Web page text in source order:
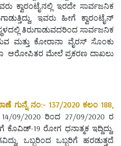
ಕ್ವಾರಂಟೈನಲ್ಲಿ ಇರದೇ ಸಾರ್ವಜನಿಕ
ಇವರು ಹೀಗೆ ಕ್ವಾರಂಟೈನ್
ತಿರುಗಾಡುವದರಿಂದ ಸಾರ್ವಜನಿಕ
ಮತ್ತು ಕೋರಾನಾ ವೈರಸ್ ಸೊಂಕು
ಆರೋಪಿತರ ಮೇಲೆ ಪ್ರಕರಣ ದಾಖಲು
ಗುನ್ನೆ ನಂ:- 137/2020 ಕಲಂ 188,
09/2020 ರಿಂದ 27/09/2020 ರ
19 ರೋಗ ಧನಾತ್ಮಕ ಇದ್ದಿದ್ದು,
ಒಬ್ಬರಿಂದ ಒಬ್ಬರಿಗೆ ಹರಡುತ್ತದೆ